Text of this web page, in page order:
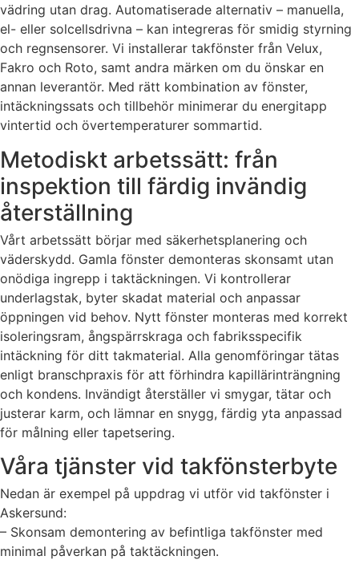
vädring utan drag. Automatiserade alternativ – manuella,
el- eller solcellsdrivna – kan integreras för smidig styrning
och regnsensorer. Vi installerar takfönster från Velux,
Fakro och Roto, samt andra märken om du önskar en
annan leverantör. Med rätt kombination av fönster,
intäckningssats och tillbehör minimerar du energitapp
vintertid och övertemperaturer sommartid.
Metodiskt arbetssätt: från
inspektion till färdig invändig
återställning
Vårt arbetssätt börjar med säkerhetsplanering och
väderskydd. Gamla fönster demonteras skonsamt utan
onödiga ingrepp i taktäckningen. Vi kontrollerar
underlagstak, byter skadat material och anpassar
öppningen vid behov. Nytt fönster monteras med korrekt
isoleringsram, ångspärrskraga och fabriksspecifik
intäckning för ditt takmaterial. Alla genomföringar tätas
enligt branschpraxis för att förhindra kapillärinträngning
och kondens. Invändigt återställer vi smygar, tätar och
justerar karm, och lämnar en snygg, färdig yta anpassad
för målning eller tapetsering.
Våra tjänster vid takfönsterbyte
Nedan är exempel på uppdrag vi utför vid takfönster i
Askersund:
– Skonsam demontering av befintliga takfönster med
minimal påverkan på taktäckningen.